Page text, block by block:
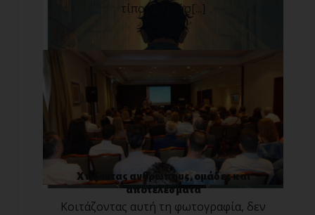
τίποτα; Πρόσ[...]
Χτίζοντας ανθρώπους, ομάδες και
αποτελέσματα
Κοιτάζοντας αυτή τη φωτογραφία, δεν